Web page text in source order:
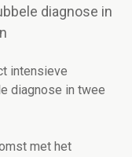
diagnose in
intensieve
diagnose in twee
met het